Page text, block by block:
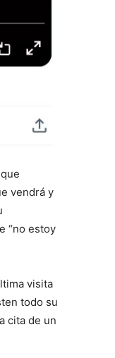
vendrá y
“no estoy
visita
todo su
cita de un